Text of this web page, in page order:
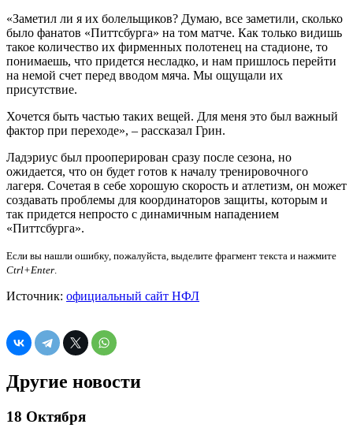
«Заметил ли я их болельщиков? Думаю, все заметили, сколько
было фанатов «Питтсбурга» на том матче. Как только видишь
такое количество их фирменных полотенец на стадионе, то
понимаешь, что придется несладко, и нам пришлось перейти
на немой счет перед вводом мяча. Мы ощущали их
присутствие.
Хочется быть частью таких вещей. Для меня это был важный
фактор при переходе», – рассказал Грин.
Ладэриус был прооперирован сразу после сезона, но
ожидается, что он будет готов к началу тренировочного
лагеря. Сочетая в себе хорошую скорость и атлетизм, он может
создавать проблемы для координаторов защиты, которым и
так придется непросто с динамичным нападением
«Питтсбурга».
Если вы нашли ошибку, пожалуйста, выделите фрагмент текста и нажмите
Ctrl+Enter.
Источник: официальный сайт НФЛ
Другие новости
18 Октября